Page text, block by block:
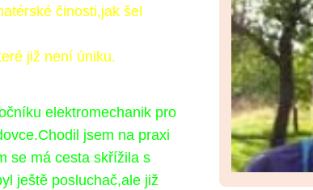
činosti,jak šel
již není úniku.
elektromechanik pro
jsem na praxi
se má cesta skřížila s
ještě posluchač,ale již